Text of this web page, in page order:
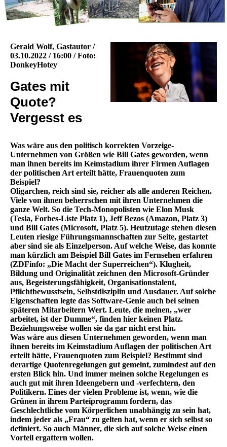
Gerald Wolf, Gastautor /
03.10.2022 / 16:00 / Foto:
DonkeyHotey
Gates mit
Quote?
Vergesst es
Was wäre aus den politisch korrekten Vorzeige-
Unternehmen von Größen wie Bill Gates geworden, wenn
man ihnen bereits im Keimstadium ihrer Firmen Auflagen
der politischen Art erteilt hätte, Frauenquoten zum
Beispiel?
Oligarchen, reich sind sie, reicher als alle anderen Reichen.
Viele von ihnen beherrschen mit ihren Unternehmen die
ganze Welt. So die Tech-Monopolisten wie Elon Musk
(Tesla, Forbes-Liste Platz 1), Jeff Bezos (Amazon, Platz 3)
und Bill Gates (Microsoft, Platz 5). Heutzutage stehen diesen
Leuten riesige Führungsmannschaften zur Seite, gestartet
aber sind sie als Einzelperson. Auf welche Weise, das konnte
man kürzlich am Beispiel Bill Gates im Fernsehen erfahren
(ZDFinfo: „Die Macht der Superreichen“). Klugheit,
Bildung und Originalität zeichnen den Microsoft-Gründer
aus, Begeisterungsfähigkeit, Organisationstalent,
Pflichtbewusstsein, Selbstdisziplin und Ausdauer. Auf solche
Eigenschaften legte das Software-Genie auch bei seinen
späteren Mitarbeitern Wert. Leute, die meinen, „wer
arbeitet, ist der Dumme“, finden hier keinen Platz.
Beziehungsweise wollen sie da gar nicht erst hin.
Was wäre aus diesen Unternehmen geworden, wenn man
ihnen bereits im Keimstadium Auflagen der politischen Art
erteilt hätte, Frauenquoten zum Beispiel? Bestimmt sind
derartige Quotenregelungen gut gemeint, zumindest auf den
ersten Blick hin. Und immer meinen solche Regelungen es
auch gut mit ihren Ideengebern und -verfechtern, den
Politikern. Eines der vielen Probleme ist, wenn, wie die
Grünen in ihrem Parteiprogramm fordern, das
Geschlechtliche vom Körperlichen unabhängig zu sein hat,
indem jeder als „Frau“ zu gelten hat, wenn er sich selbst so
definiert. So auch Männer, die sich auf solche Weise einen
Vorteil ergattern wollen.